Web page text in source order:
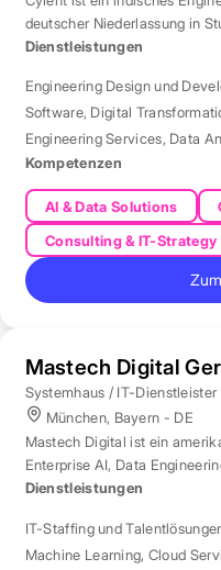
deutscher Niederlassung in
Automotive.
Dienstleistungen
Engineering Design und
Software, Digital
Engineering Services, Data
Kompetenzen
AI & Data Solutions
Consulting & IT-Strategy
Mastech Digital
Systemhaus / IT-Dienstleister
München, Bayern - DE
Mastech Digital ist ein
Enterprise AI, Data
London aus betreut.
Dienstleistungen
IT-Staffing und
Machine Learning, Cloud